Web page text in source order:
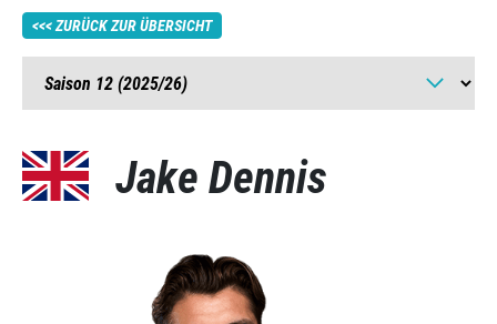
ZURÜCK ZUR ÜBERSICHT
Jake Dennis